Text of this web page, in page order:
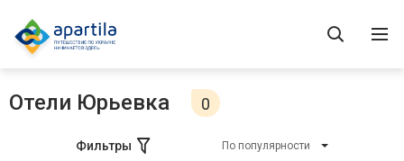
Отели Юрьевка 0
Фильтры По популярности